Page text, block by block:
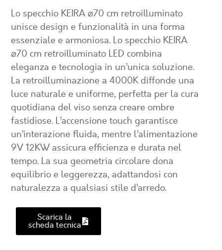
Lo specchio KEIRA ⌀70 cm retroilluminato
unisce design e funzionalità in una forma
essenziale e armoniosa. Lo specchio KEIRA
⌀70 cm retroilluminato LED combina
eleganza e tecnologia in un’unica soluzione.
La retroilluminazione a 4000K diffonde una
luce naturale e uniforme, perfetta per la cura
quotidiana del viso senza creare ombre
fastidiose. L’accensione touch garantisce
un’interazione fluida, mentre l’alimentazione
9V 12KW assicura efficienza e durata nel
tempo. La sua geometria circolare dona
equilibrio e leggerezza, adattandosi con
naturalezza a qualsiasi stile d’arredo.
Scarica la
scheda tecnica